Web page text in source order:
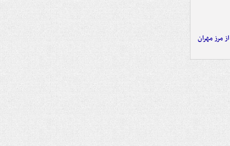
مرز مهران